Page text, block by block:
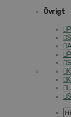
Övrigt